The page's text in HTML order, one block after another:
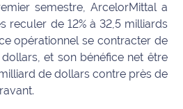
semestre, ArcelorMittal a
reculer de 12% à 32,5 milliards
opérationnel se contracter de
dollars, et son bénéfice net être
de dollars contre près de